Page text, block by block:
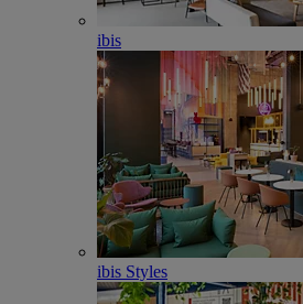
ibis
ibis Styles